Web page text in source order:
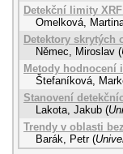
Detekční limity
Omelková,
Detektory skrytých
Němec, Miroslav (
Metody hodnocení
Štefaníková,
Stanovení
Lakota, Jakub (
Trendy v oblasti
Barák, Petr (